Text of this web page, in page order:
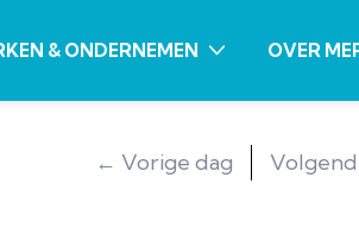
& ONDERNEMEN OVER
← Vorige dag